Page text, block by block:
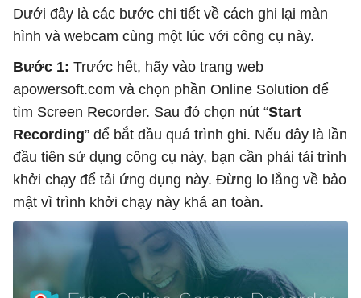
Dưới đây là các bước chi tiết về cách ghi lại màn
hình và webcam cùng một lúc với công cụ này.
Bước 1: Trước hết, hãy vào trang web
apowersoft.com và chọn phần Online Solution để
tìm Screen Recorder. Sau đó chọn nút “Start
Recording” để bắt đầu quá trình ghi. Nếu đây là lần
đầu tiên sử dụng công cụ này, bạn cần phải tải trình
khởi chạy để tải ứng dụng này. Đừng lo lắng về bảo
mật vì trình khởi chạy này khá an toàn.